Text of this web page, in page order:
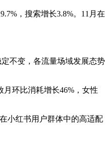
，搜索增长3.8%。11月在
不变，各流量场域发展态势
环比消耗增长46%，女性
小红书用户群体中的高适配